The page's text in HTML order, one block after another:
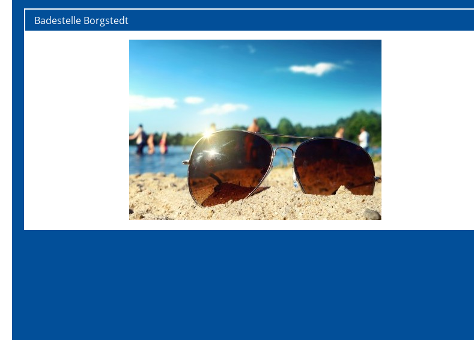
Badestelle Borgstedt